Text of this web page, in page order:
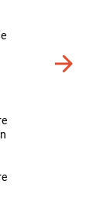
Voir
plus